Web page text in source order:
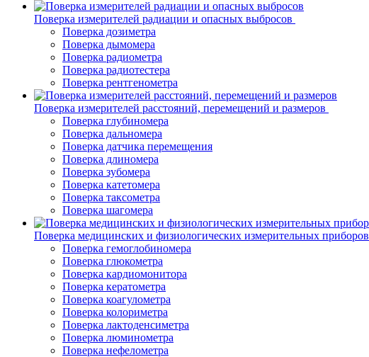
Поверка измерителей радиации и опасных выбросов
Поверка дозиметра
Поверка дымомера
Поверка радиометра
Поверка радиотестера
Поверка рентгенометра
Поверка измерителей расстояний, перемещений и размеров
Поверка глубиномера
Поверка дальномера
Поверка датчика перемещения
Поверка длиномера
Поверка зубомера
Поверка катетомера
Поверка таксометра
Поверка шагомера
Поверка медицинских и физиологических измерительных приборов
Поверка гемоглобиномера
Поверка глюкометра
Поверка кардиомонитора
Поверка кератометра
Поверка коагулометра
Поверка колориметра
Поверка лактоденсиметра
Поверка люминометра
Поверка нефелометра